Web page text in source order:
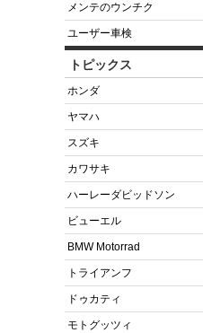
メンテのウンチク
ユーザー車検
トピックス
ホンダ
ヤマハ
スズキ
カワサキ
ハーレーダビッドソン
ビューエル
BMW Motorrad
トライアンフ
ドゥカティ
モトグッツィ